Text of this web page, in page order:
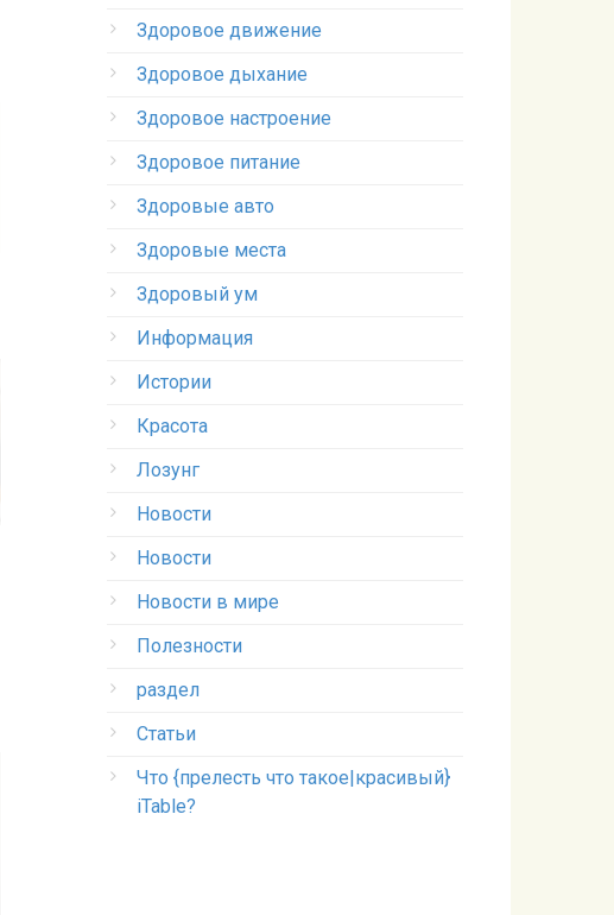
Здоровое движение
Здоровое дыхание
Здоровое настроение
Здоровое питание
Здоровые авто
Здоровые места
Здоровый ум
Информация
Истории
Красота
Лозунг
Новости
Новости
Новости в мире
Полезности
раздел
Статьи
Что {прелесть что такое|красивый}
iTable?